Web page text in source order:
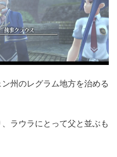
州のレグラム地方を治める
ラウラにとって父と並ぶも